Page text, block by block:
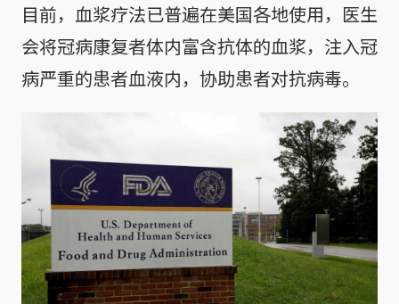
目前，血浆疗法已普遍在美国各地使用，医生
会将冠病康复者体内富含抗体的血浆，注入冠
病严重的患者血液内，协助患者对抗病毒。